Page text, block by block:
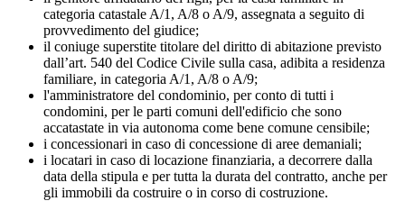
categoria catastale A/1, A/8 o A/9, assegnata a seguito di
provvedimento del giudice;
il coniuge superstite titolare del diritto di abitazione previsto
dall’art. 540 del Codice Civile sulla casa, adibita a residenza
familiare, in categoria A/1, A/8 o A/9;
l'amministratore del condominio, per conto di tutti i
condomini, per le parti comuni dell'edificio che sono
accatastate in via autonoma come bene comune censibile;
i concessionari in caso di concessione di aree demaniali;
i locatari in caso di locazione finanziaria, a decorrere dalla
data della stipula e per tutta la durata del contratto, anche per
gli immobili da costruire o in corso di costruzione.